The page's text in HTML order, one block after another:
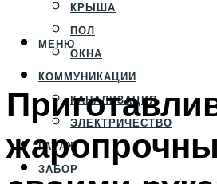
КРЫША
ПОЛ
ОКНА
КОММУНИКАЦИИ
КАНАЛИЗАЦИЯ
ЭЛЕКТРИЧЕСТВО
ГАРАЖ
ЗАБОР
МЕНЮ